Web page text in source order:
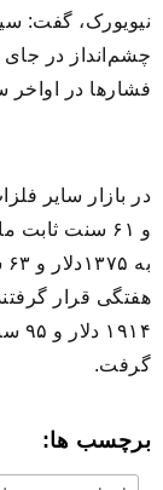
نیویورک، گفت:
چشم‌انداز در جای
فشارها در اواخر
گرفت.
برچسب ها: